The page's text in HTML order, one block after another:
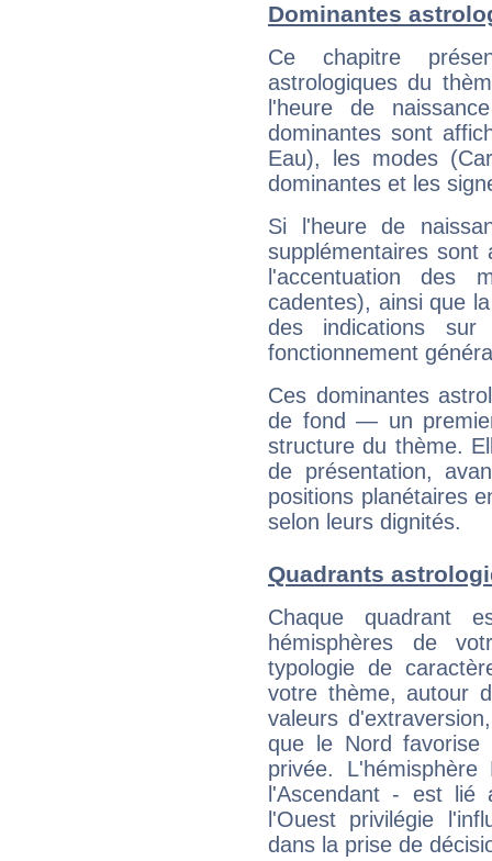
Dominantes
Ce chapitre
astrologiques du
l'heure de
dominantes sont
Eau), les modes
dominantes et les
Si l'heure de
supplémentaires sont
l'accentuation des
cadentes), ainsi que
des indications sur
fonctionnement
Ces dominantes
de fond — un
structure du thème.
de présentation,
positions planétaires
selon leurs dignités.
Quadrants
Chaque quadrant
hémisphères de
typologie de
votre thème, autour
valeurs
que le Nord favorise
privée.
l'Ascendant - est
l'Ouest privilégie
dans la prise de